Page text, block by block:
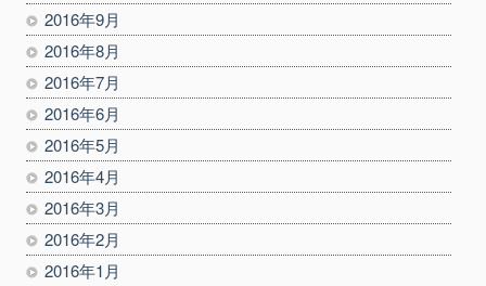
2016年9月
2016年8月
2016年7月
2016年6月
2016年5月
2016年4月
2016年3月
2016年2月
2016年1月